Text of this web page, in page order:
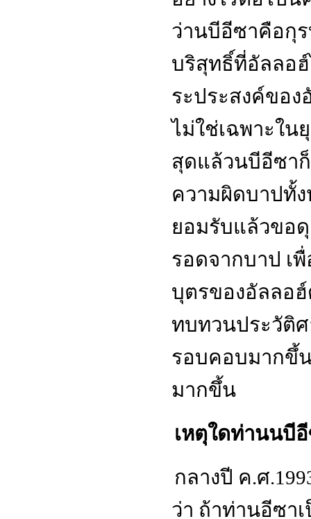
ว่านบีอีซาคือกุ
บริสุทธิ์ที่อัลลอฮ์
ระประสงค์ขอ
ไม่ใช่เฉพาะใน
สุดแล้วนบีอีซา
ความผิดบาปทั้
ยอมรับแล้วขอ
รอดจากบาป เ
บุตรของอัลลอ
ทบทวนประวัติศ
รอบคอบมากขึ้
มากขึ้น
เหตุใดท่านนบีอี
กลางปี ค.ศ
ว่า ถ้าท่านอีซา